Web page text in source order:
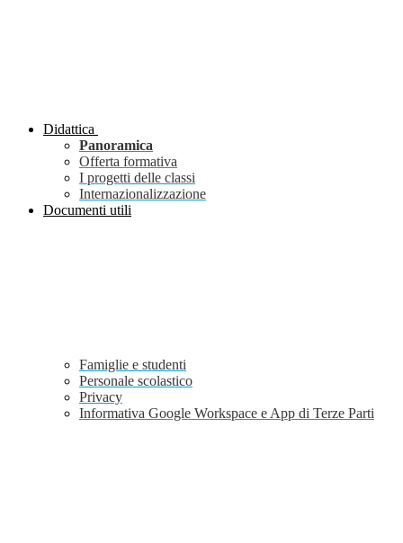
Didattica
Panoramica
Offerta formativa
I progetti delle classi
Internazionalizzazione
Documenti utili
Famiglie e studenti
Personale scolastico
Privacy
Informativa Google Workspace e App di Terze Parti